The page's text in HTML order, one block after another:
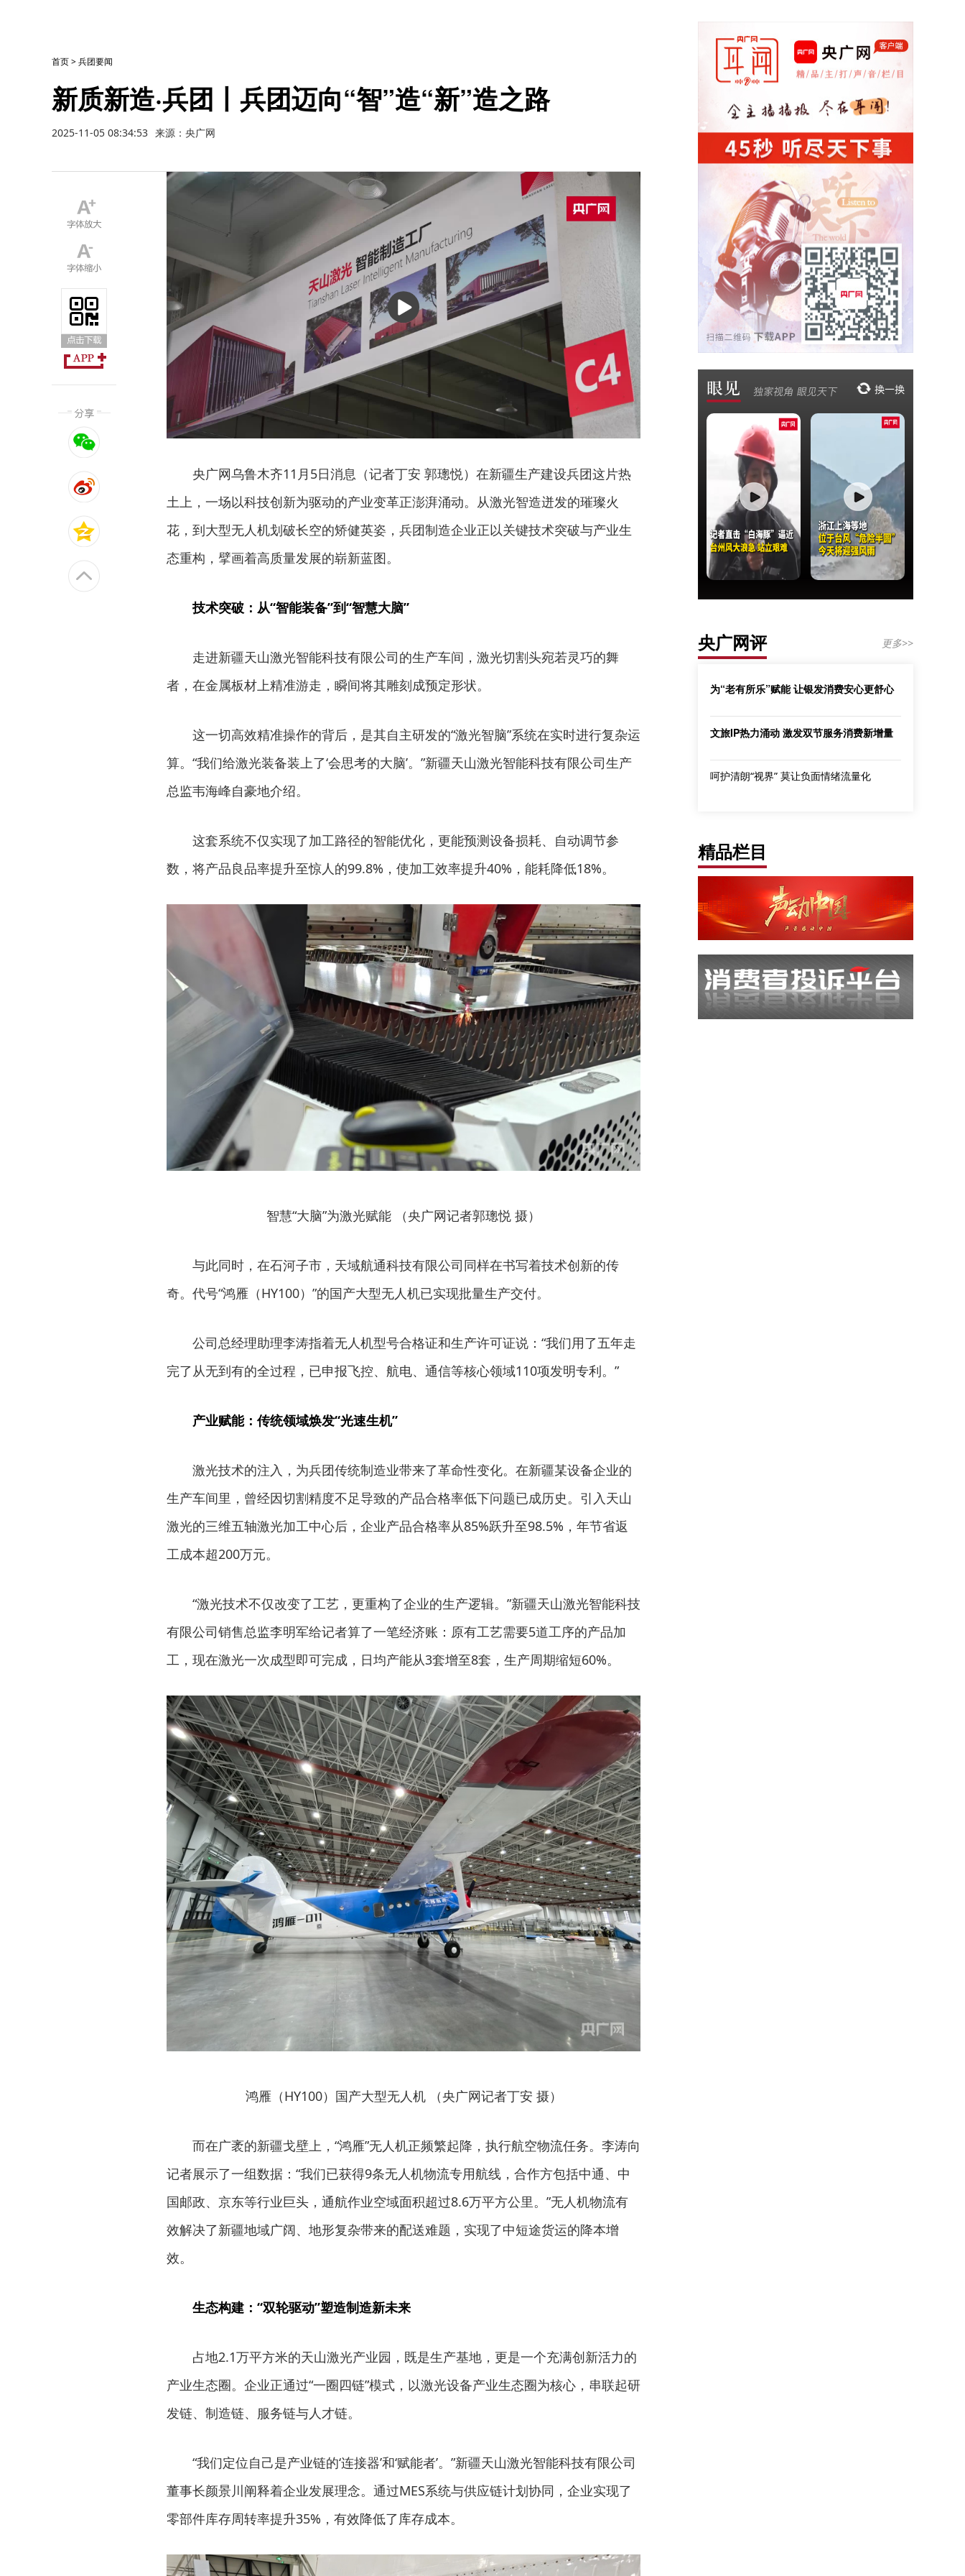
首页>兵团要闻
新质新造·兵团丨兵团迈向“智”造“新”造之路
2025-11-05 08:34:53 来源：央广网
播
放
央广网乌鲁木齐11月5日消息（记者丁安 郭璁悦）在新疆生产建设兵团这片热
土上，一场以科技创新为驱动的产业变革正澎湃涌动。从激光智造迸发的璀璨火
花，到大型无人机划破长空的矫健英姿，兵团制造企业正以关键技术突破与产业生
态重构，擘画着高质量发展的崭新蓝图。
技术突破：从“智能装备”到“智慧大脑”
走进新疆天山激光智能科技有限公司的生产车间，激光切割头宛若灵巧的舞
者，在金属板材上精准游走，瞬间将其雕刻成预定形状。
这一切高效精准操作的背后，是其自主研发的“激光智脑”系统在实时进行复杂运
算。“我们给激光装备装上了‘会思考的大脑’。”新疆天山激光智能科技有限公司生产
总监韦海峰自豪地介绍。
这套系统不仅实现了加工路径的智能优化，更能预测设备损耗、自动调节参
数，将产品良品率提升至惊人的99.8%，使加工效率提升40%，能耗降低18%。
智慧“大脑”为激光赋能 （央广网记者郭璁悦 摄）
与此同时，在石河子市，天域航通科技有限公司同样在书写着技术创新的传
奇。代号“鸿雁（HY100）”的国产大型无人机已实现批量生产交付。
公司总经理助理李涛指着无人机型号合格证和生产许可证说：“我们用了五年走
完了从无到有的全过程，已申报飞控、航电、通信等核心领域110项发明专利。”
产业赋能：传统领域焕发“光速生机”
激光技术的注入，为兵团传统制造业带来了革命性变化。在新疆某设备企业的
生产车间里，曾经因切割精度不足导致的产品合格率低下问题已成历史。引入天山
激光的三维五轴激光加工中心后，企业产品合格率从85%跃升至98.5%，年节省返
工成本超200万元。
“激光技术不仅改变了工艺，更重构了企业的生产逻辑。”新疆天山激光智能科技
有限公司销售总监李明军给记者算了一笔经济账：原有工艺需要5道工序的产品加
工，现在激光一次成型即可完成，日均产能从3套增至8套，生产周期缩短60%。
鸿雁（HY100）国产大型无人机 （央广网记者丁安 摄）
而在广袤的新疆戈壁上，“鸿雁”无人机正频繁起降，执行航空物流任务。李涛向
记者展示了一组数据：“我们已获得9条无人机物流专用航线，合作方包括中通、中
国邮政、京东等行业巨头，通航作业空域面积超过8.6万平方公里。”无人机物流有
效解决了新疆地域广阔、地形复杂带来的配送难题，实现了中短途货运的降本增
效。
生态构建：“双轮驱动”塑造制造新未来
占地2.1万平方米的天山激光产业园，既是生产基地，更是一个充满创新活力的
产业生态圈。企业正通过“一圈四链”模式，以激光设备产业生态圈为核心，串联起研
发链、制造链、服务链与人才链。
“我们定位自己是产业链的‘连接器’和‘赋能者’。”新疆天山激光智能科技有限公司
董事长颜景川阐释着企业发展理念。通过MES系统与供应链计划协同，企业实现了
零部件库存周转率提升35%，有效降低了库存成本。
央广网评 更多>>
为“老有所乐”赋能 让银发消费安心更舒心
文旅IP热力涌动 激发双节服务消费新增量
呵护清朗“视界” 莫让负面情绪流量化
精品栏目